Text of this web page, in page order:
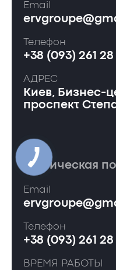
Email
Телефон
+38 (093) 261 28
АДРЕС
Киев, Бизнес-
проспект
Техническая
Email
Телефон
+38 (093) 261 28
ВРЕМЯ РАБОТЫ